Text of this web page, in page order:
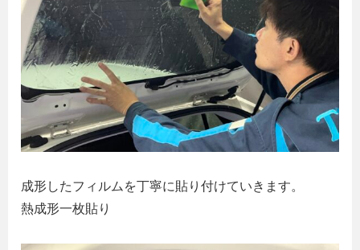
成形したフィルムを丁寧に貼り付けていきます。
熱成形一枚貼り